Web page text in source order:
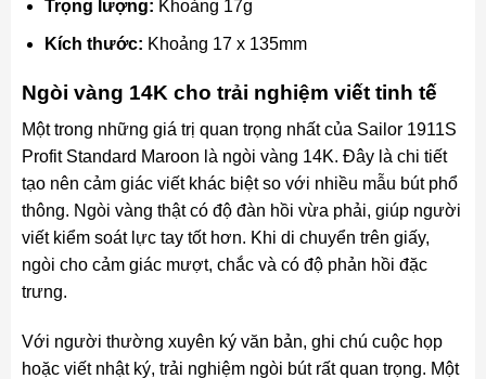
Trọng lượng: Khoảng 17g
Kích thước: Khoảng 17 x 135mm
Ngòi vàng 14K cho trải nghiệm viết tinh tế
Một trong những giá trị quan trọng nhất của Sailor 1911S
Profit Standard Maroon là ngòi vàng 14K. Đây là chi tiết
tạo nên cảm giác viết khác biệt so với nhiều mẫu bút phổ
thông. Ngòi vàng thật có độ đàn hồi vừa phải, giúp người
viết kiểm soát lực tay tốt hơn. Khi di chuyển trên giấy,
ngòi cho cảm giác mượt, chắc và có độ phản hồi đặc
trưng.
Với người thường xuyên ký văn bản, ghi chú cuộc họp
hoặc viết nhật ký, trải nghiệm ngòi bút rất quan trọng. Một